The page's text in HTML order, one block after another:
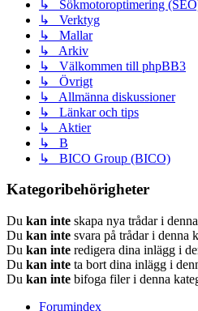
↳ Sökmotoroptimering
↳ Verktyg
↳ Mallar
↳ Arkiv
↳ Välkommen till phpBB3
↳ Övrigt
↳ Allmänna diskussioner
↳ Länkar och tips
↳ Aktier
↳ B
↳ BICO Group (BICO)
Kategoribehörigheter
Du kan inte skapa nya trådar i
Du kan inte svara på trådar i denna
Du kan inte redigera dina inlägg i
Du kan inte ta bort dina inlägg i
Du kan inte bifoga filer i denna
Forumindex